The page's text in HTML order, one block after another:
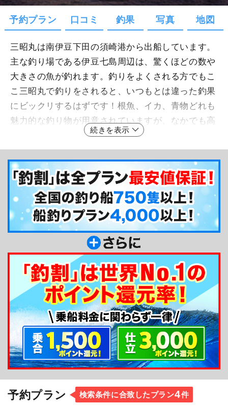
予約プラン 口コミ 釣果 写真 地図
三昭丸は南伊豆下田の須崎港から出船しています。
主な釣り場である伊豆七島周辺は、驚くほどの数や
大きさの魚が釣れます。釣りをよくされる方でもこ
こ三昭丸で釣りをされると、いつもとは違った釣果
にビックリするはずです！根魚、イカ、青物どれも
魅力的な釣り物が用意されていますが、なかでも高
級魚のキンメダイ釣りは一年を通して楽しめる、か
なり手応えのある釣りですよ！！釣って持ち帰った
ときには、皆に喜ばれるお土産でになる事も魅力で
すね☆もちろん初心者の方も船長が親切に指導して
くれますので、是非チャレンジしてください。
釣り船からのメッセージ
南伊豆から出船しています。恵まれた漁場で思い
っきり釣りを楽しみませんか？きっと喜んでいただ
ける釣果になると思いますよ。初心者の方からベテ
ランの方まで、どなた様も大歓迎でお待ちしていま
す！宜しくお願いします。
続きを表示
予約プラン 検索条件に合致したプラン4件